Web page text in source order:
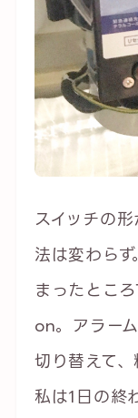
スイッチの
法は変わら
まったとこ
on。アラー
切り替えて、
私は1日の終